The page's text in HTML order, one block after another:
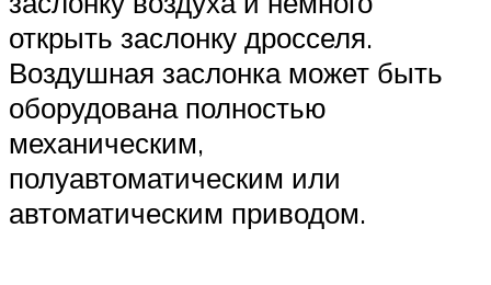
открыть заслонку дросселя.
Воздушная заслонка может быть
оборудована полностью
механическим,
полуавтоматическим или
автоматическим приводом.